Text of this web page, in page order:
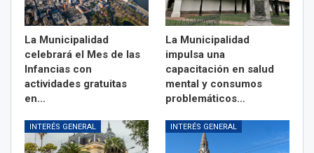
La Municipalidad
celebrará el Mes de las
Infancias con
actividades gratuitas
en…
La Municipalidad
impulsa una
capacitación en salud
mental y consumos
problemáticos…
INTERÉS GENERAL INTERÉS GENERAL